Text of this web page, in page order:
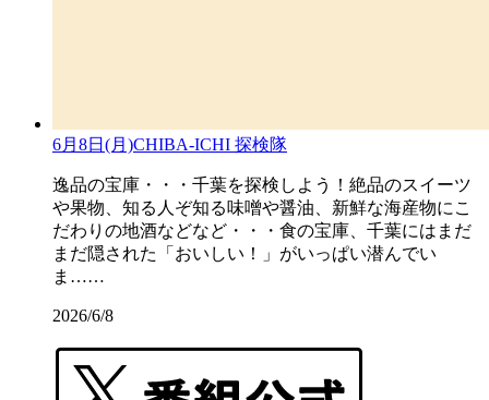
6月8日(月)CHIBA-ICHI 探検隊
逸品の宝庫・・・千葉を探検しよう！絶品のスイーツ
や果物、知る人ぞ知る味噌や醤油、新鮮な海産物にこ
だわりの地酒などなど・・・食の宝庫、千葉にはまだ
まだ隠された「おいしい！」がいっぱい潜んでい
ま……
2026/6/8